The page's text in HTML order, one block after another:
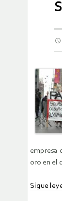
empresa
oro en el
Sigue